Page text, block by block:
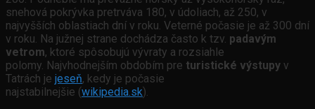
snehová pokrývka pretrváva 180, v údoliach, až 250, v
najvyšších oblastiach dní v roku. Veterné počasie je až 300 dní
v roku. Na južnej strane dochádza často k tzv. padavým
vetrom, ktoré spôsobujú vývraty a rozsiahle
polomy. Najvhodnejším obdobím pre turistické výstupy v
Tatrách je jeseň, kedy je počasie
najstabilnejšie (wikipedia.sk).